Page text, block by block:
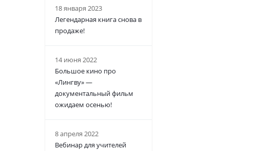
18 января 2023
Легендарная книга снова в
продаже!
14 июня 2022
Большое кино про
«Лингву» —
документальный фильм
ожидаем осенью!
8 апреля 2022
Вебинар для учителей